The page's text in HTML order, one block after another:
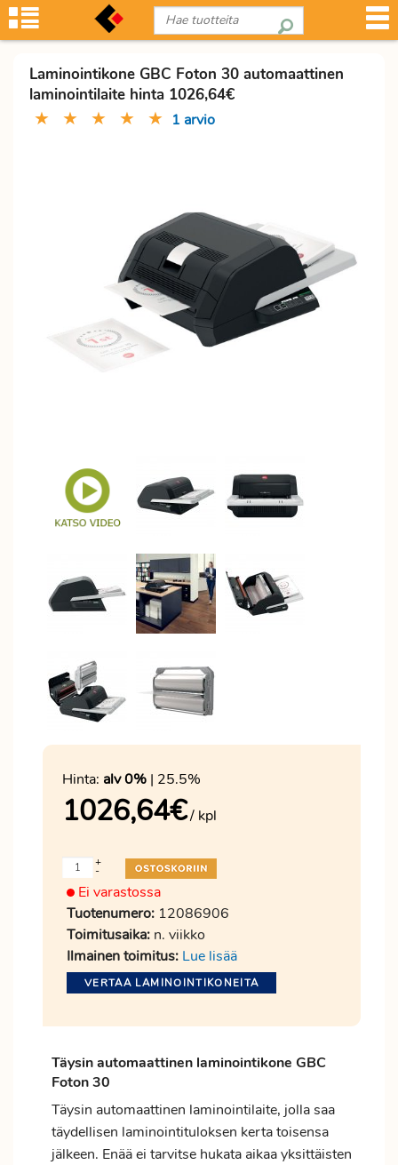
Laminointikone GBC Foton 30 automaattinen
laminointilaite hinta 1026,64€
★ ★ ★ ★ ★ 1 arvio
Hinta: alv 0% | 25.5%
1026,64€/ kpl
-
+
Ei varastossa
Tuotenumero: 12086906
Toimitusaika: n. viikko
Ilmainen toimitus: Lue lisää
VERTAA LAMINOINTIKONEITA
Täysin automaattinen laminointikone GBC
Foton 30
Täysin automaattinen laminointilaite, jolla saa
täydellisen laminointituloksen kerta toisensa
jälkeen. Enää ei tarvitse hukata aikaa yksittäisten